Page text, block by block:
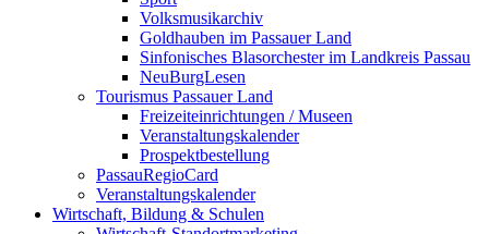
Volksmusikarchiv
Goldhauben im Passauer Land
Sinfonisches Blasorchester im Landkreis Passau
NeuBurgLesen
Tourismus Passauer Land
Freizeiteinrichtungen / Museen
Veranstaltungskalender
Prospektbestellung
PassauRegioCard
Veranstaltungskalender
Wirtschaft, Bildung & Schulen